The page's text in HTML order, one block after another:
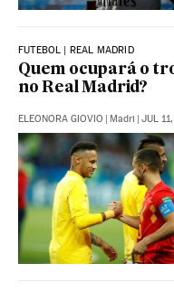
FUTEBOL | REAL MADRID
Quem ocupará o
no Real Madrid?
ELEONORA GIOVIO | Madri | JUL